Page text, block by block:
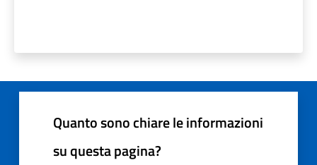
Quanto sono chiare le informazioni
su questa pagina?